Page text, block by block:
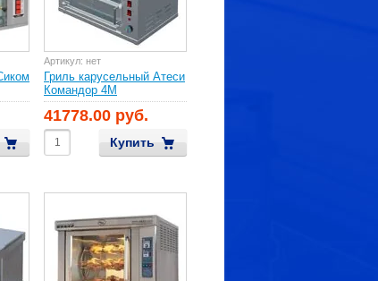
Артикул: нет
Гриль карусельный Атеси
Командор 4М
41778.00 руб.
Купить